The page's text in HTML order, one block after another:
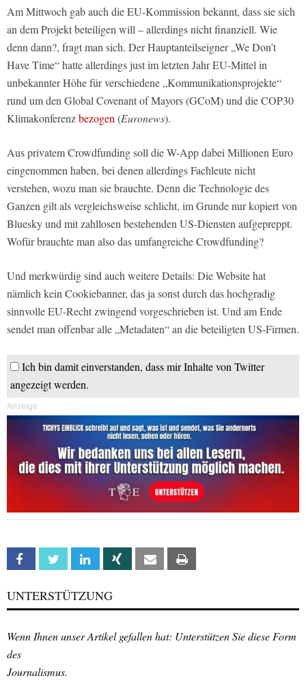
Am Mittwoch gab auch die EU-Kommission bekannt, dass sie sich
an dem Projekt beteiligen will – allerdings nicht finanziell. Wie
denn dann?, fragt man sich. Der Hauptanteilseigner „We Don’t
Have Time“ hatte allerdings just im letzten Jahr EU-Mittel in
unbekannter Höhe für verschiedene „Kommunikationsprojekte“
rund um den Global Covenant of Mayors (GCoM) und die COP30
Klimakonferenzbezogen (Euronews).
Aus privatem Crowdfunding soll die W-App dabei Millionen Euro
eingenommen haben, bei denen allerdings Fachleute nicht
verstehen, wozu man sie brauchte. Denn die Technologie des
Ganzen gilt als vergleichsweise schlicht, im Grunde nur kopiert von
Bluesky und mit zahllosen bestehenden US-Diensten aufgepreppt.
Wofür brauchte man also das umfangreiche Crowdfunding?
Und merkwürdig sind auch weitere Details: Die Website hat
nämlich kein Cookiebanner, das ja sonst durch das hochgradig
sinnvolle EU-Recht zwingend vorgeschrieben ist. Und am Ende
sendet man offenbar alle „Metadaten“ an die beteiligten US-Firmen.
Ich bin damit einverstanden, dass mir Inhalte von Twitter
angezeigt werden.
Anzeige
Facebook Twitter Linkedin Xing Email
UNTERSTÜTZUNG
Wenn Ihnen unser Artikel gefallen hat: Unterstützen Sie diese Form
des
Journalismus.